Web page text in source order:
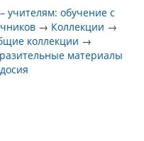
учителям: обучение с
→ Коллекции →
коллекции →
материалы